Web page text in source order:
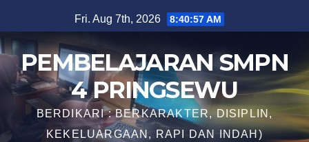
to
content
Fri. Aug 7th, 2026 8:40:58 AM
PEMBELAJARAN SMPN
4 PRINGSEWU
BERDIKARI : BERKARAKTER, DISIPLIN,
KEKELUARGAAN, RAPI DAN INDAH)